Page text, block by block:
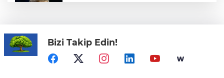
CHP'de kongre hazırlıkları hızlandı... 8 ile
daha yeni il başkanı atandı
Bizi Takip Edin!